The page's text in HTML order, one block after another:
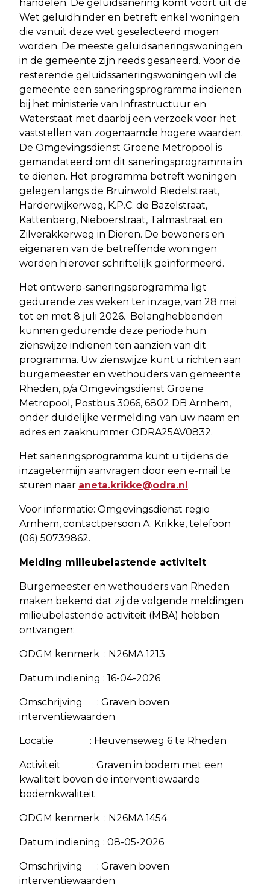
handelen. De geluidsanering komt voort uit de
Wet geluidhinder en betreft enkel woningen
die vanuit deze wet geselecteerd mogen
worden. De meeste geluidsaneringswoningen
in de gemeente zijn reeds gesaneerd. Voor de
resterende geluidssaneringswoningen wil de
gemeente een saneringsprogramma indienen
bij het ministerie van Infrastructuur en
Waterstaat met daarbij een verzoek voor het
vaststellen van zogenaamde hogere waarden.
De Omgevingsdienst Groene Metropool is
gemandateerd om dit saneringsprogramma in
te dienen. Het programma betreft woningen
gelegen langs de Bruinwold Riedelstraat,
Harderwijkerweg, K.P.C. de Bazelstraat,
Kattenberg, Nieboerstraat, Talmastraat en
Zilverakkerweg in Dieren. De bewoners en
eigenaren van de betreffende woningen
worden hierover schriftelijk geïnformeerd.
Het ontwerp-saneringsprogramma ligt
gedurende zes weken ter inzage, van 28 mei
tot en met 8 juli 2026. Belanghebbenden
kunnen gedurende deze periode hun
zienswijze indienen ten aanzien van dit
programma. Uw zienswijze kunt u richten aan
burgemeester en wethouders van gemeente
Rheden, p/a Omgevingsdienst Groene
Metropool, Postbus 3066, 6802 DB Arnhem,
onder duidelijke vermelding van uw naam en
adres en zaaknummer ODRA25AV0832.
Het saneringsprogramma kunt u tijdens de
inzagetermijn aanvragen door een e-mail te
sturen naar aneta.krikke@odra.nl.
Voor informatie: Omgevingsdienst regio
Arnhem, contactpersoon A. Krikke, telefoon
(06) 50739862.
Melding milieubelastende activiteit
Burgemeester en wethouders van Rheden
maken bekend dat zij de volgende meldingen
milieubelastende activiteit (MBA) hebben
ontvangen:
ODGM kenmerk : N26MA.1213
Datum indiening : 16-04-2026
Omschrijving : Graven boven
interventiewaarden
Locatie : Heuvenseweg 6 te Rheden
Activiteit : Graven in bodem met een
kwaliteit boven de interventiewaarde
bodemkwaliteit
ODGM kenmerk : N26MA.1454
Datum indiening : 08-05-2026
Omschrijving : Graven boven
interventiewaarden